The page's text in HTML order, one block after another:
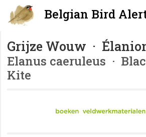
Belgian Bird
Grijze Wouw ·
Elanus caeruleus ·
Kite